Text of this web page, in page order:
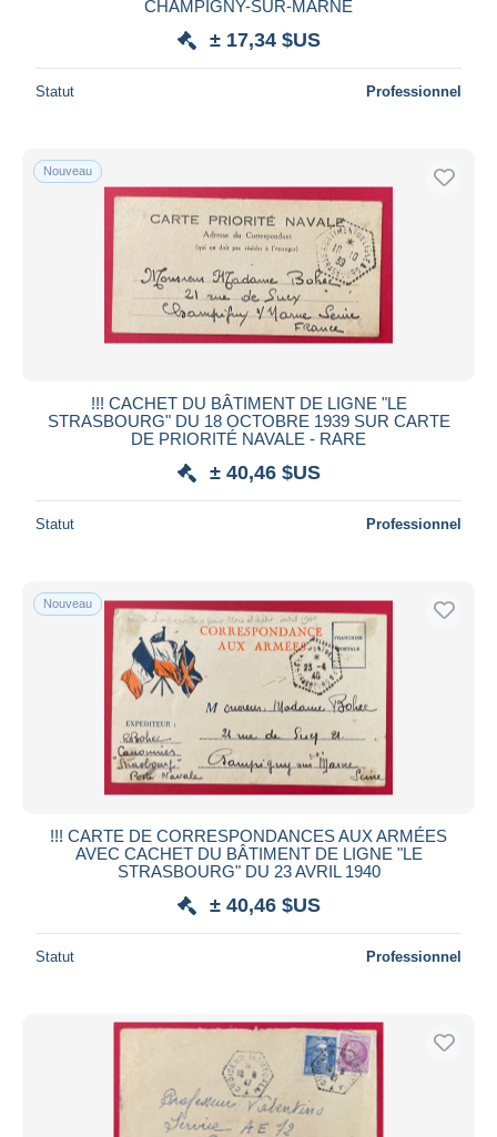
CHAMPIGNY-SUR-MARNE
± 17,34 $US
Statut Professionnel
Nouveau
!!! CACHET DU BÂTIMENT DE LIGNE "LE
STRASBOURG" DU 18 OCTOBRE 1939 SUR CARTE
DE PRIORITÉ NAVALE - RARE
± 40,46 $US
Statut Professionnel
Nouveau
!!! CARTE DE CORRESPONDANCES AUX ARMÉES
AVEC CACHET DU BÂTIMENT DE LIGNE "LE
STRASBOURG" DU 23 AVRIL 1940
± 40,46 $US
Statut Professionnel